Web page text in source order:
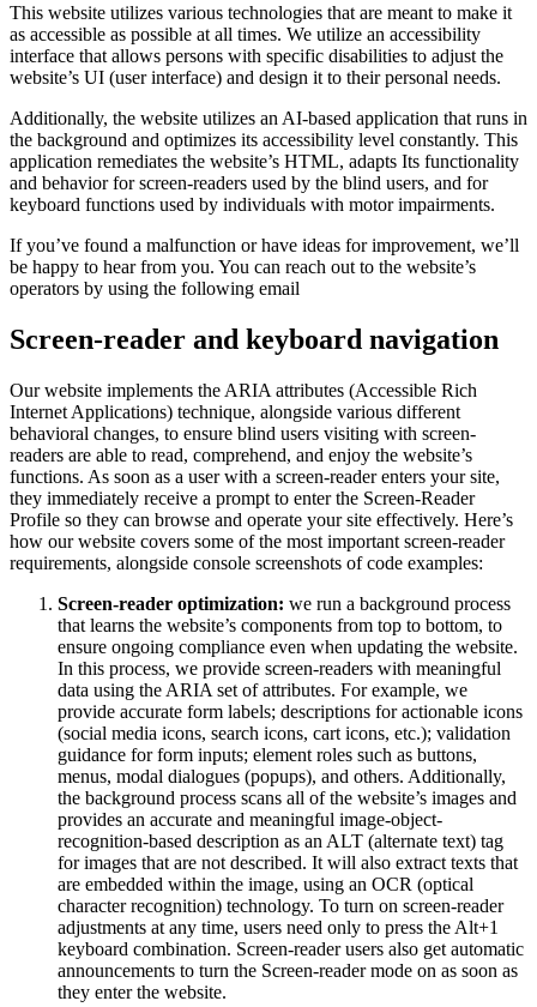
This website utilizes various technologies that are meant to make it
as accessible as possible at all times. We utilize an accessibility
interface that allows persons with specific disabilities to adjust the
website’s UI (user interface) and design it to their personal needs.
Additionally, the website utilizes an AI-based application that runs in
the background and optimizes its accessibility level constantly. This
application remediates the website’s HTML, adapts Its functionality
and behavior for screen-readers used by the blind users, and for
keyboard functions used by individuals with motor impairments.
If you’ve found a malfunction or have ideas for improvement, we’ll
be happy to hear from you. You can reach out to the website’s
operators by using the following email
Screen-reader and keyboard navigation
Our website implements the ARIA attributes (Accessible Rich
Internet Applications) technique, alongside various different
behavioral changes, to ensure blind users visiting with screen-
readers are able to read, comprehend, and enjoy the website’s
functions. As soon as a user with a screen-reader enters your site,
they immediately receive a prompt to enter the Screen-Reader
Profile so they can browse and operate your site effectively. Here’s
how our website covers some of the most important screen-reader
requirements, alongside console screenshots of code examples:
Screen-reader optimization: we run a background process
that learns the website’s components from top to bottom, to
ensure ongoing compliance even when updating the website.
In this process, we provide screen-readers with meaningful
data using the ARIA set of attributes. For example, we
provide accurate form labels; descriptions for actionable icons
(social media icons, search icons, cart icons, etc.); validation
guidance for form inputs; element roles such as buttons,
menus, modal dialogues (popups), and others. Additionally,
the background process scans all of the website’s images and
provides an accurate and meaningful image-object-
recognition-based description as an ALT (alternate text) tag
for images that are not described. It will also extract texts that
are embedded within the image, using an OCR (optical
character recognition) technology. To turn on screen-reader
adjustments at any time, users need only to press the Alt+1
keyboard combination. Screen-reader users also get automatic
announcements to turn the Screen-reader mode on as soon as
they enter the website.